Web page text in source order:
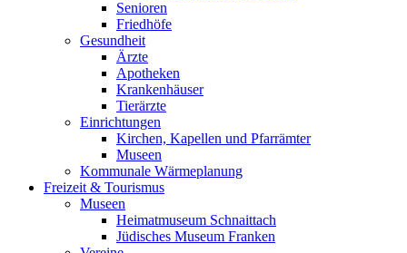
Senioren
Friedhöfe
Gesundheit
Ärzte
Apotheken
Krankenhäuser
Tierärzte
Einrichtungen
Kirchen, Kapellen und Pfarrämter
Museen
Kommunale Wärmeplanung
Freizeit & Tourismus
Museen
Heimatmuseum Schnaittach
Jüdisches Museum Franken